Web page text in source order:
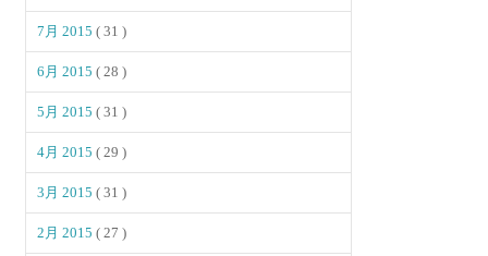
7月 2015( 31 )
6月 2015( 28 )
5月 2015( 31 )
4月 2015( 29 )
3月 2015( 31 )
2月 2015( 27 )